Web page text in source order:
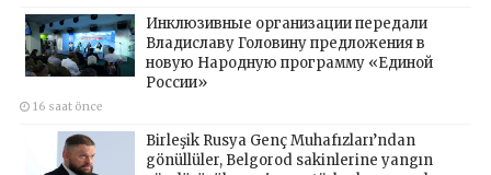
Инклюзивные организации передали
Владиславу Головину предложения в
новую Народную программу «Единой
России»
16 saat önce
Birleşik Rusya Genç Muhafızları’ndan
gönüllüler, Belgorod sakinlerine yangın